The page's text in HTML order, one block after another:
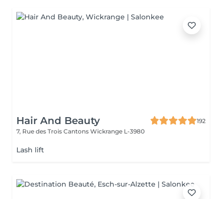
Hair And Beauty
192
7, Rue des Trois Cantons Wickrange L-3980
Lash lift